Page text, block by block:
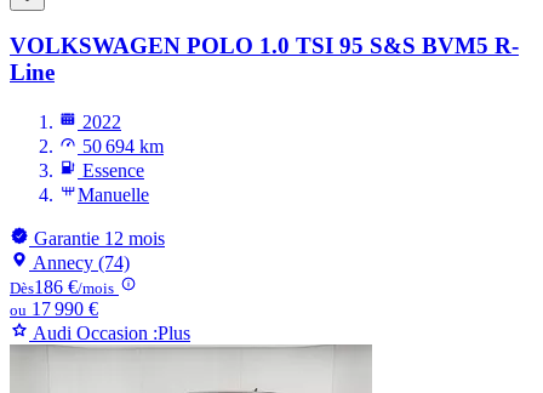
VOLKSWAGEN POLO 1.0 TSI 95 S&S BVM5 R-
Line
2022
50 694 km
Essence
Manuelle
Garantie 12 mois
Annecy (74)
Dès186 €/mois
ou 17 990 €
Audi Occasion :Plus